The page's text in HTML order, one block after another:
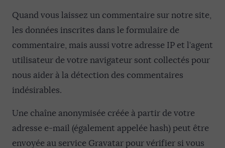
Quand vous laissez un commentaire sur notre site,
les données inscrites dans le formulaire de
commentaire, mais aussi votre adresse IP et l’agent
utilisateur de votre navigateur sont collectés pour
nous aider à la détection des commentaires
indésirables.
Une chaîne anonymisée créée à partir de votre
adresse e-mail (également appelée hash) peut être
envoyée au service Gravatar pour vérifier si vous